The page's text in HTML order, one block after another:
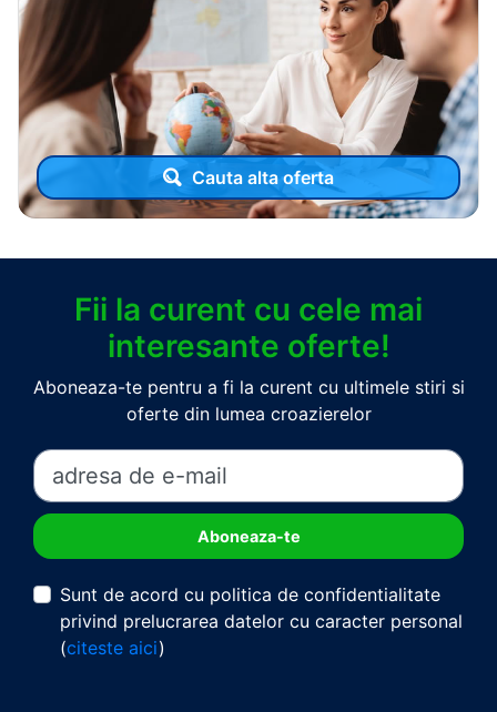
Cauta alta oferta
Fii la curent cu cele mai
interesante oferte!
Aboneaza-te pentru a fi la curent cu ultimele stiri si
oferte din lumea croazierelor
Sunt de acord cu politica de confidentialitate
privind prelucrarea datelor cu caracter personal
(citeste aici)